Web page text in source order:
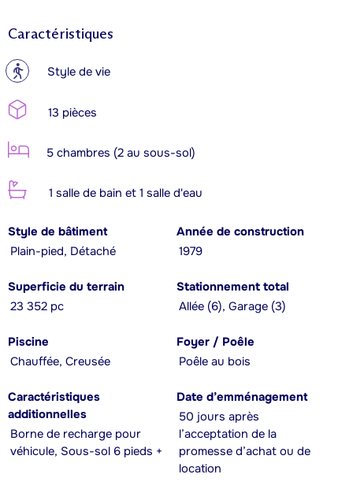
Caractéristiques
? Style de vie
13 pièces
5 chambres (2 au sous-sol)
1 salle de bain et 1 salle d'eau
Style de bâtiment
Plain-pied, Détaché
Année de construction
1979
Superficie du terrain
23 352 pc
Stationnement total
Allée (6), Garage (3)
Piscine
Chauffée, Creusée
Foyer / Poêle
Poêle au bois
Caractéristiques
additionnelles
Borne de recharge pour
véhicule, Sous-sol 6 pieds +
Date d’emménagement
50 jours après
l’acceptation de la
promesse d’achat ou de
location